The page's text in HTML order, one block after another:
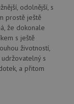
odolnější, s
prostě ještě
že dokonale
s ještě
životností,
s
a přitom